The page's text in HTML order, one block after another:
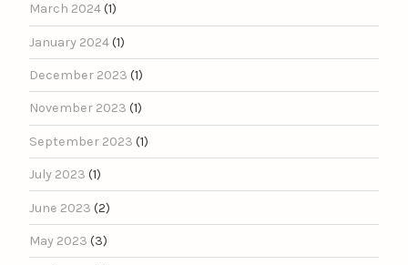
March 2024(1)
January 2024(1)
December 2023 (1)
November 2023 (1)
September 2023 (1)
July 2023 (1)
June 2023 (2)
May 2023 (3)